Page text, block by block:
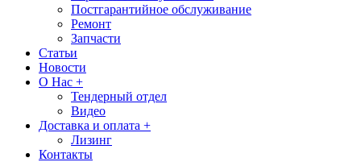
Постгарантийное обслуживание
Ремонт
Запчасти
Статьи
Новости
О Нас +
Тендерный отдел
Видео
Доставка и оплата +
Лизинг
Контакты